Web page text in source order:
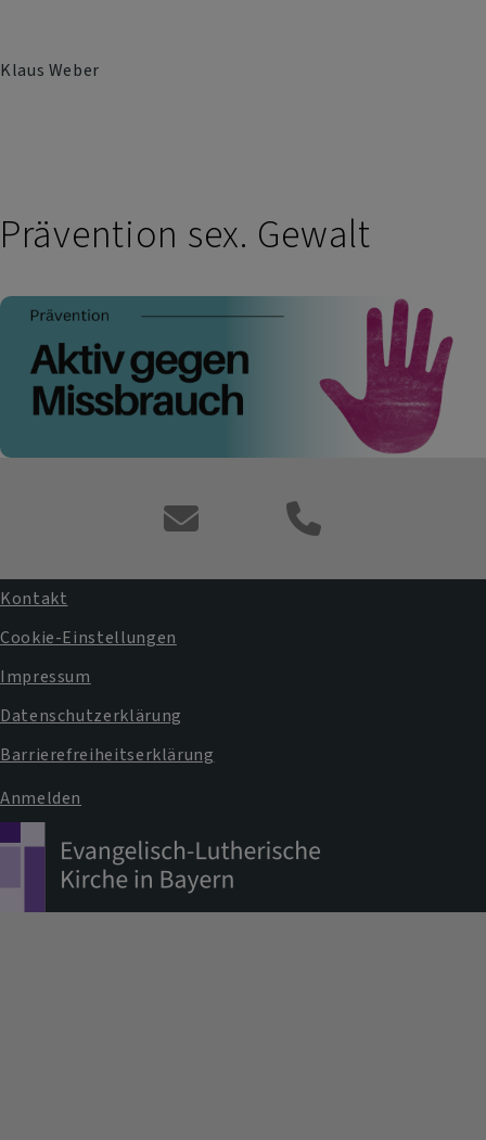
Klaus Weber
Prävention sex. Gewalt
Kontaktformular
Fußbereichsmenü
Kontakt
Cookie-Einstellungen
Impressum
Datenschutzerklärung
Barrierefreiheitserklärung
Benutzermenü
Anmelden